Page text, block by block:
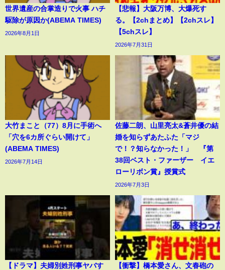
世界遺産の合掌造りで火事 ハチ
駆除が原因か(ABEMA TIMES)
2026年8月1日
【悲報】大阪万博、大爆死す
る。【2chまとめ】【2chスレ】
【5chスレ】
2026年7月31日
大竹まこと（77）8月に手術へ
「穴を6カ所ぐらい開けて」
(ABEMA TIMES)
2026年7月14日
佐藤二朗、山里亮太&蒼井優の結
婚を知らずあたふた「マジ
で！？知らなかった！」 『第
38回ベスト・ファーザー イエ
ローリボン賞』授賞式
2026年7月3日
【ドラマ】夫婦別姓刑事ヤバす
【衝撃】橋本愛さん、文春砲の